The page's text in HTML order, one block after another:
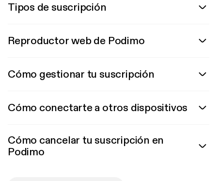
Tipos de suscripción
Reproductor web de Podimo
Cómo gestionar tu suscripción
Cómo conectarte a otros dispositivos
Cómo cancelar tu suscripción en
Podimo